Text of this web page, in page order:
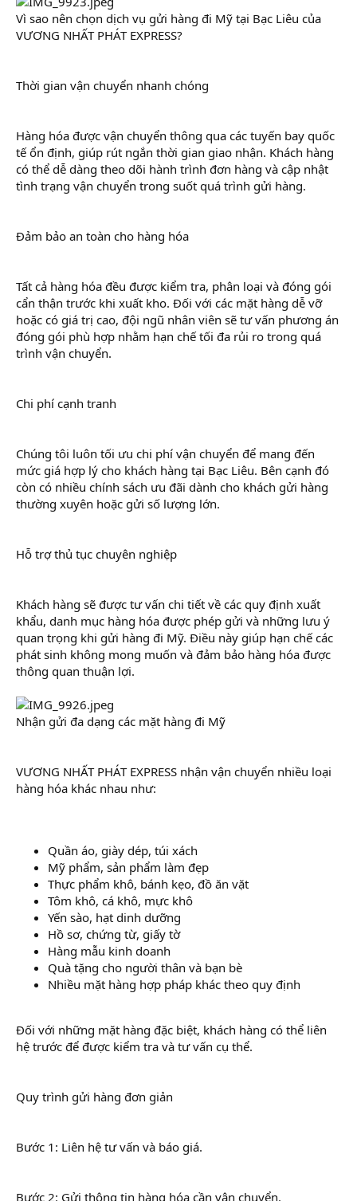
Vì sao nên chọn dịch vụ gửi hàng đi Mỹ tại Bạc Liêu của
VƯƠNG NHẤT PHÁT EXPRESS?
Thời gian vận chuyển nhanh chóng
Hàng hóa được vận chuyển thông qua các tuyến bay quốc
tế ổn định, giúp rút ngắn thời gian giao nhận. Khách hàng
có thể dễ dàng theo dõi hành trình đơn hàng và cập nhật
tình trạng vận chuyển trong suốt quá trình gửi hàng.
Đảm bảo an toàn cho hàng hóa
Tất cả hàng hóa đều được kiểm tra, phân loại và đóng gói
cẩn thận trước khi xuất kho. Đối với các mặt hàng dễ vỡ
hoặc có giá trị cao, đội ngũ nhân viên sẽ tư vấn phương án
đóng gói phù hợp nhằm hạn chế tối đa rủi ro trong quá
trình vận chuyển.
Chi phí cạnh tranh
Chúng tôi luôn tối ưu chi phí vận chuyển để mang đến
mức giá hợp lý cho khách hàng tại Bạc Liêu. Bên cạnh đó
còn có nhiều chính sách ưu đãi dành cho khách gửi hàng
thường xuyên hoặc gửi số lượng lớn.
Hỗ trợ thủ tục chuyên nghiệp
Khách hàng sẽ được tư vấn chi tiết về các quy định xuất
khẩu, danh mục hàng hóa được phép gửi và những lưu ý
quan trọng khi gửi hàng đi Mỹ. Điều này giúp hạn chế các
phát sinh không mong muốn và đảm bảo hàng hóa được
thông quan thuận lợi.
Nhận gửi đa dạng các mặt hàng đi Mỹ
VƯƠNG NHẤT PHÁT EXPRESS nhận vận chuyển nhiều loại
hàng hóa khác nhau như:
Quần áo, giày dép, túi xách
Mỹ phẩm, sản phẩm làm đẹp
Thực phẩm khô, bánh kẹo, đồ ăn vặt
Tôm khô, cá khô, mực khô
Yến sào, hạt dinh dưỡng
Hồ sơ, chứng từ, giấy tờ
Hàng mẫu kinh doanh
Quà tặng cho người thân và bạn bè
Nhiều mặt hàng hợp pháp khác theo quy định
Đối với những mặt hàng đặc biệt, khách hàng có thể liên
hệ trước để được kiểm tra và tư vấn cụ thể.
Quy trình gửi hàng đơn giản
Bước 1: Liên hệ tư vấn và báo giá.
Bước 2: Gửi thông tin hàng hóa cần vận chuyển.